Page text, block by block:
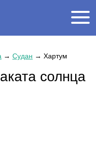
→ Судан → Хартум
солнца